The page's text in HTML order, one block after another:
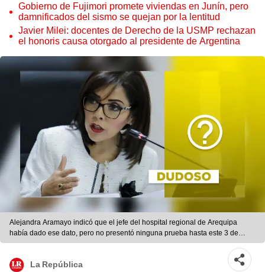
Gobierno de Fujimori promete viviendas en Junín, pero
damnificados del sismo se quejan por la lentitud
Javier Milei: docentes de Derecho de la USMP rechazan
el honoris causa otorgado al presidente de Argentina
Alejandra Aramayo indicó que el jefe del hospital regional de Arequipa
había dado ese dato, pero no presentó ninguna prueba hasta este 3 de
septiembre.
La República